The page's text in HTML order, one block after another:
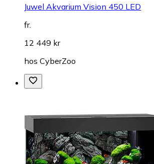
Juwel Akvarium Vision 450 LED
fr.
12 449 kr
hos CyberZoo